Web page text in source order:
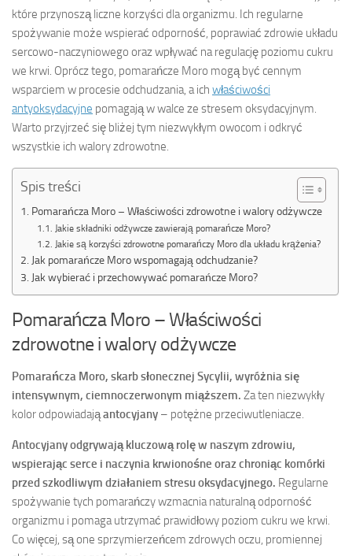
które przynoszą liczne korzyści dla organizmu. Ich regularne
spożywanie może wspierać odporność, poprawiać zdrowie układu
sercowo-naczyniowego oraz wpływać na regulację poziomu cukru
we krwi. Oprócz tego, pomarańcze Moro mogą być cennym
wsparciem w procesie odchudzania, a ich właściwości
antyoksydacyjne pomagają w walce ze stresem oksydacyjnym.
Warto przyjrzeć się bliżej tym niezwykłym owocom i odkryć
wszystkie ich walory zdrowotne.
Spis treści
Pomarańcza Moro – Właściwości zdrowotne i walory odżywcze
Jakie składniki odżywcze zawierają pomarańcze Moro?
Jakie są korzyści zdrowotne pomarańczy Moro dla układu krążenia?
Jak pomarańcze Moro wspomagają odchudzanie?
Jak wybierać i przechowywać pomarańcze Moro?
Pomarańcza Moro – Właściwości
zdrowotne i walory odżywcze
Pomarańcza Moro, skarb słonecznej Sycylii, wyróżnia się
intensywnym, ciemnoczerwonym miąższem. Za ten niezwykły
kolor odpowiadająantocyjany – potężne przeciwutleniacze.
Antocyjany odgrywają kluczową rolę w naszym zdrowiu,
wspierając serce i naczynia krwionośne oraz chroniąc komórki
przed szkodliwym działaniem stresu oksydacyjnego. Regularne
spożywanie tych pomarańczy wzmacnia naturalną odporność
organizmu i pomaga utrzymać prawidłowy poziom cukru we krwi.
Co więcej, są one sprzymierzeńcem zdrowych oczu, promiennej